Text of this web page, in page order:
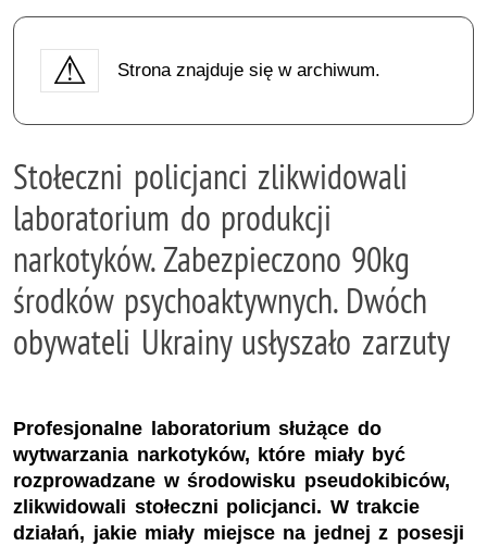
Strona znajduje się w archiwum.
Stołeczni policjanci zlikwidowali
laboratorium do produkcji
narkotyków. Zabezpieczono 90kg
środków psychoaktywnych. Dwóch
obywateli Ukrainy usłyszało zarzuty
Profesjonalne laboratorium służące do
wytwarzania narkotyków, które miały być
rozprowadzane w środowisku pseudokibiców,
zlikwidowali stołeczni policjanci. W trakcie
działań, jakie miały miejsce na jednej z posesji